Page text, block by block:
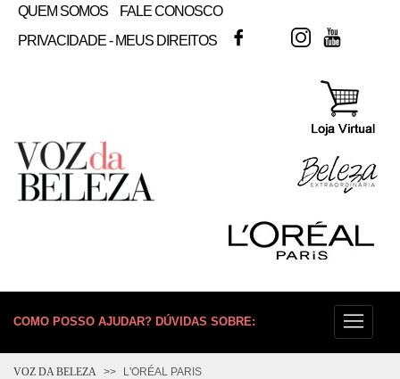
QUEM SOMOS
FALE CONOSCO
PRIVACIDADE - MEUS DIREITOS
FACEBOOKTWITTERINSTAGRAM
COMO POSSO AJUDAR? DÚVIDAS SOBRE:
VOZ DA BELEZA L'ORÉAL PARIS